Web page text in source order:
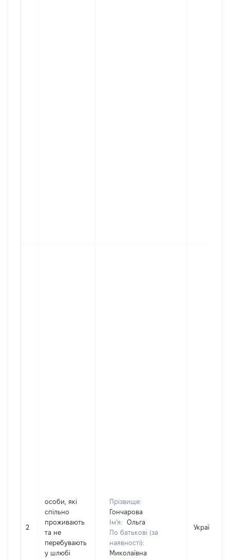
2
особи, які
спільно
проживають
та не
перебувають
у шлюбі
Прізвище:
Гончарова
Ім'я:
Ольга
По батькові (за
наявності):
Миколаївна
Україна